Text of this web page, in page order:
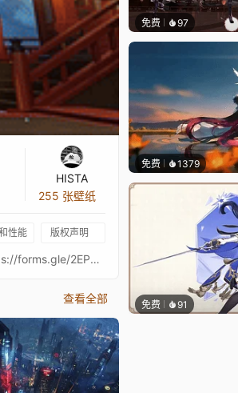
HISTA
255 张壁纸
性能 版权声明
作者：https://genshin.mihoyo.com/music：Vindu - Imperial Garden联系方式：histaoff@gmail.com动画顺序：https://forms.gle/2EPWvcQsKkFSZjmy9壁纸合集 捐赠
查看全部
免费 97
免费 1379
免费 91